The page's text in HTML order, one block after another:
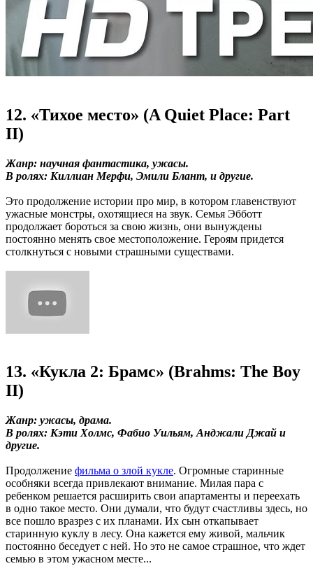
12. «Тихое место» (A Quiet Place: Part
II)
Жанр: научная фантастика, ужасы.
В ролях: Киллиан Мерфи, Эмили Блант, и другие.
Это продолжение истории про мир, в котором главенствуют
ужасные монстры, охотящиеся на звук. Семья Эбботт
продолжает бороться за свою жизнь, они вынуждены
постоянно менять свое местоположение. Героям придется
столкнуться с новыми страшными существами.
13. «Кукла 2: Брамс» (Brahms: The Boy
II)
Жанр: ужасы, драма.
В ролях: Кэти Холмс, Фабио Уильям, Анджали Джай и
другие.
Продолжение фильма о злой кукле. Огромные старинные
особняки всегда привлекают внимание. Милая пара с
ребенком решается расширить свои апартаменты и переехать
в одно такое место. Они думали, что будут счастливы здесь, но
все пошло вразрез с их планами. Их сын откапывает
старинную куклу в лесу. Она кажется ему живой, мальчик
постоянно беседует с ней. Но это не самое страшное, что ждет
семью в этом ужасном месте...